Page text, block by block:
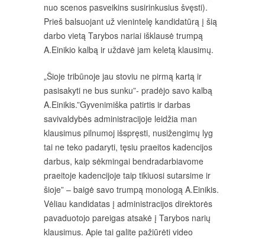
nuo scenos pasveikins susirinkusius švęsti).
Prieš balsuojant už vienintelę kandidatūrą į šią
darbo vietą Tarybos nariai išklausė trumpą
A.Einikio kalbą ir uždavė jam keletą klausimų.
„Šioje tribūnoje jau stoviu ne pirmą kartą ir
pasisakyti ne bus sunku”- pradėjo savo kalbą
A.Einikis.”Gyvenimiška patirtis ir darbas
savivaldybės administracijoje leidžia man
klausimus pilnumoj išspręsti, nusižengimų lyg
tai ne teko padaryti, tęsiu praeitos kadencijos
darbus, kaip sėkmingai bendradarbiavome
praeitoje kadencijoje taip tikiuosi sutarsime ir
šioje” – baigė savo trumpą monologą A.Einikis.
Vėliau kandidatas į administracijos direktorės
pavaduotojo pareigas atsakė į Tarybos narių
klausimus. Apie tai galite pažiūrėti video